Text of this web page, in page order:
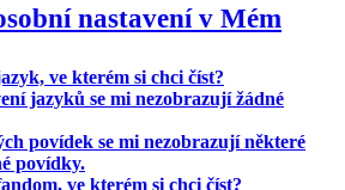
nastavení v Mém
ve kterém si chci číst?
jazyků se mi nezobrazují žádné
povídek se mi nezobrazují některé
povídky.
ve kterém si chci číst?